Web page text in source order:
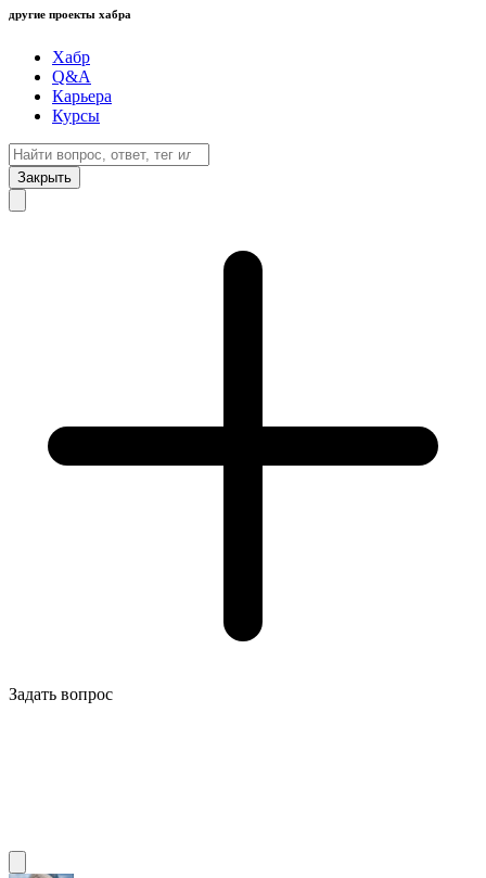
другие проекты хабра
Хабр
Q&A
Карьера
Курсы
Закрыть
Задать вопрос